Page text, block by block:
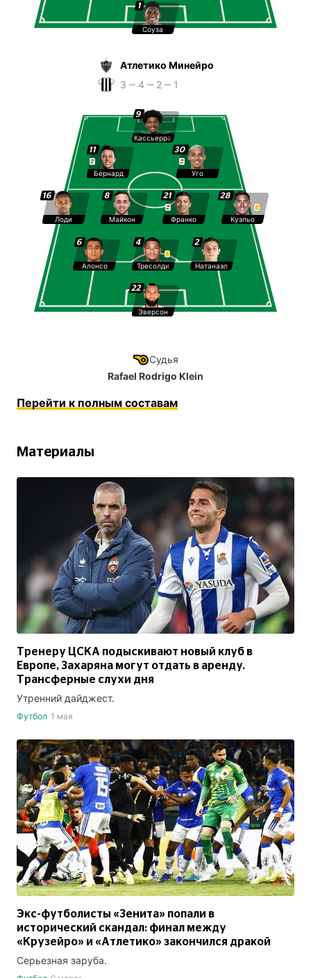
1
Соуза
Атлетико Минейро
3 ‒ 4 ‒ 2 ‒ 1
28
Куэльо
21
Франко
4
Тресолди
9
Кассьерра
8
Майкон
6
Алонсо
11
Бернард
16
Лоди
22
Эверсон
2
Натанаэл
30
Уго
Судья
Rafael Rodrigo Klein
Перейти к полным составам
Материалы
Тренеру ЦСКА подыскивают новый клуб в
Европе, Захаряна могут отдать в аренду.
Трансферные слухи дня
Утренний дайджест.
Футбол 1 мая
Экс-футболисты «Зенита» попали в
исторический скандал: финал между
«Крузейро» и «Атлетико» закончился дракой
Серьезная заруба.